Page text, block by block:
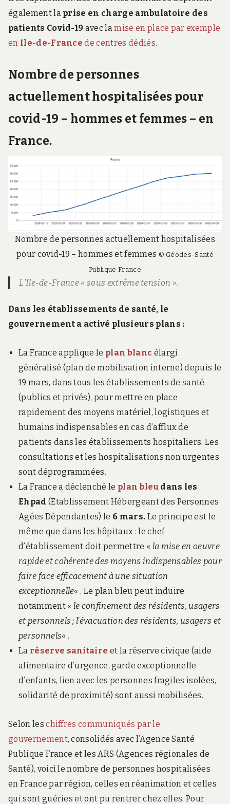
également la prise en charge ambulatoire des
patients Covid-19 avec lamise en place par exemple
en Ile-de-Francede centres dédiés.
Nombre de personnes
actuellement hospitalisées pour
covid-19 – hommes et femmes – en
France.
Nombre de personnes actuellement hospitalisées
pour covid-19 – hommes et femmes © Géodes-Santé
Publique France
L’Ile-de-France « sous extrême tension ».
Dans les établissements de santé, le
gouvernement a activé plusieurs plans :
La France applique le plan blanc élargi
généralisé (plan de mobilisation interne) depuis le
19 mars, dans tous les établissements de santé
(publics et privés), pour mettre en place
rapidement des moyens matériel, logistiques et
humains indispensables en cas d’afflux de
patients dans les établissements hospitaliers. Les
consultations et les hospitalisations non urgentes
sont déprogrammées.
La France a déclenché le plan bleudans les
Ehpad (Etablissement Hébergeant des Personnes
Agées Dépendantes) le 6 mars. Le principe est le
même que dans les hôpitaux : le chef
d’établissement doit permettre « la mise en oeuvre
rapide et cohérente des moyens indispensables pour
faire face efficacement à une situation
exceptionnelle« . Le plan bleu peut induire
notamment « le confinement des résidents, usagers
et personnels ; l’évacuation des résidents, usagers et
personnels« .
La réserve sanitaire et la réserve civique (aide
alimentaire d’urgence, garde exceptionnelle
d’enfants, lien avec les personnes fragiles isolées,
solidarité de proximité) sont aussi mobilisées.
Selon leschiffres communiqués par le
gouvernement, consolidés avec l’Agence Santé
Publique France et les ARS (Agences régionales de
Santé), voici le nombre de personnes hospitalisées
en France par région, celles en réanimation et celles
qui sont guéries et ont pu rentrer chez elles. Pour